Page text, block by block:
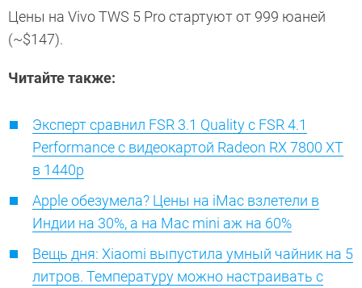
Цены на Vivo TWS 5 Pro стартуют от 999 юаней
(~$147).
Читайте также:
Эксперт сравнил FSR 3.1 Quality с FSR 4.1
Performance с видеокартой Radeon RX 7800 XT
в 1440p
Apple обезумела? Цены на iMac взлетели в
Индии на 30%, а на Mac mini аж на 60%
Вещь дня: Xiaomi выпустила умный чайник на 5
литров. Температуру можно настраивать с